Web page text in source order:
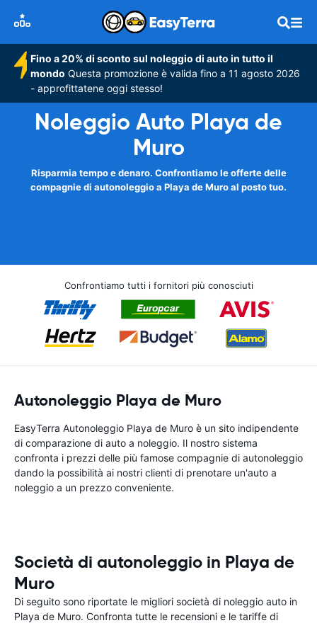
Fino a 20% di sconto sul noleggio di auto in tutto il
mondo Questa promozione è valida fino a 11 agosto 2026
- approfittatene oggi stesso!
Noleggio Auto Playa de
Muro
Risparmia tempo e denaro. Confrontiamo le offerte delle
compagnie di autonoleggio a Playa de Muro al posto tuo.
Confrontiamo tutti i fornitori più conosciuti
Autonoleggio Playa de Muro
EasyTerra Autonoleggio Playa de Muro è un sito indipendente
di comparazione di auto a noleggio. Il nostro sistema
confronta i prezzi delle più famose compagnie di autonoleggio
dando la possibilità ai nostri clienti di prenotare un'auto a
noleggio a un prezzo conveniente.
Società di autonoleggio in Playa de
Muro
Di seguito sono riportate le migliori società di noleggio auto in
Playa de Muro. Confronta tutte le recensioni e le tariffe di